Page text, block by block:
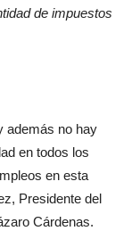
de impuestos
además no hay
en todos los
en esta
Presidente del
Cárdenas.